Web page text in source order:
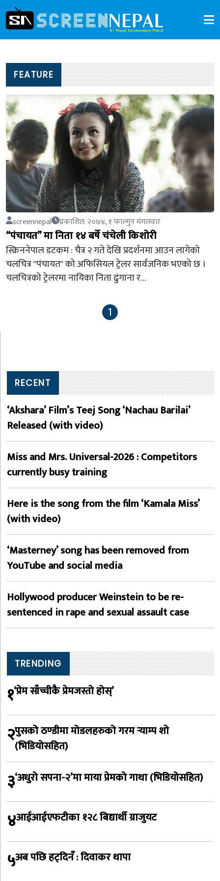
FEATURE
screennepal प्रकाशित: २०७४, १ फाल्गुन मंगलवार
“पंचायत” मा निता १४ बर्षे चंचेली किशोरी
स्क्रिननेपाल डटकम : चैत्र २ गते देखि प्रदर्शनमा आउन लागेको
चलचित्र "पंचायत" को अफिसियल ट्रेलर सार्वजनिक भएको छ ।
चलचित्रको ट्रेलरमा नायिका निता ढुंगाना र…
1
RECENT
‘Akshara’ Film’s Teej Song ‘Nachau Barilai’
Released (with video)
Miss and Mrs. Universal-2026 : Competitors
currently busy training
Here is the song from the film ‘Kamala Miss’
(with video)
‘Masterney’ song has been removed from
YouTube and social media
Hollywood producer Weinstein to be re-
sentenced in rape and sexual assault case
TRENDING
१‘प्रेम साँच्चीकै प्रेमजस्तो होस्’
२पुसको ठण्डीमा मोडलहरुको गरम र्‍याम्प शो
(भिडियोसहित)
३‘अधुरो सपना-२’मा माया प्रेमको गाथा (भिडियोसहित)
४आईआईएफटीका १२८ बिद्यार्थी ग्राजुयट
५अब पछि हट्दिनँ : दिवाकर थापा